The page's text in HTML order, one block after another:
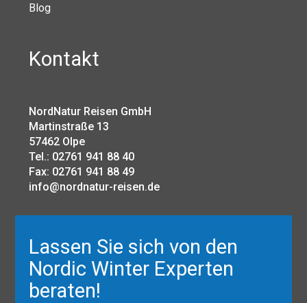
Blog
Kontakt
NordNatur Reisen GmbH
Martinstraße 13
57462 Olpe
Tel.: 02761 941 88 40
Fax: 02761 941 88 49
info@nordnatur-reisen.de
Lassen Sie sich von den
Nordic Winter Experten
beraten!